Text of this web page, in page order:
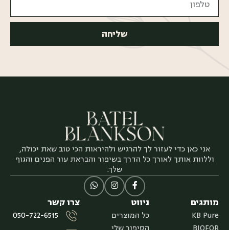
שליחה
אני כאן כדי לעזור לך להרגיש ולהיראות הכי טוב שאת יכולה,
וללוות אותך לאורך כל הדרך בשיפור והבראת עור הפנים והגוף
שלך.
מותגים
KB Pure
ניווט
כל המוצרים
צרו קשר
050-722-6515